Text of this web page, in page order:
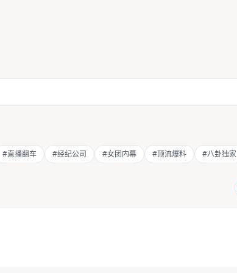
#直播翻车 #经纪公司 #女团内幕 #顶流爆料 #八卦独家